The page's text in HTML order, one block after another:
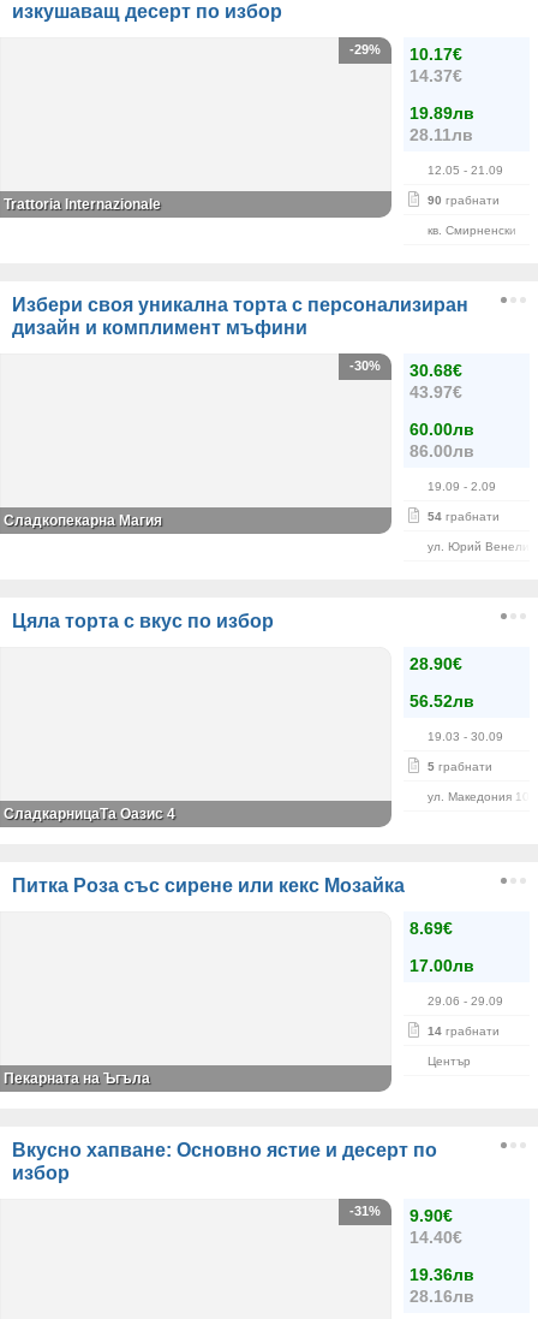
изкушаващ десерт по избор
10.17€
14.37€
19.89лв
28.11лв
12.05 - 21.09
90 грабнати
кв. Смирненски
-29%
Trattoria Internazionale
Избери своя уникална торта с персонализиран
дизайн и комплимент мъфини
30.68€
43.97€
60.00лв
86.00лв
19.09 - 2.09
54 грабнати
ул. Юрий Венелин
-30%
Сладкопекарна Магия
Цяла торта с вкус по избор
28.90€
56.52лв
19.03 - 30.09
5 грабнати
ул. Македония 107
СладкарницаТа Оазис 4
Питка Роза със сирене или кекс Мозайка
8.69€
17.00лв
29.06 - 29.09
14 грабнати
Център
Пекарната на Ъгъла
Вкусно хапване: Основно ястие и десерт по
избор
9.90€
14.40€
19.36лв
28.16лв
-31%